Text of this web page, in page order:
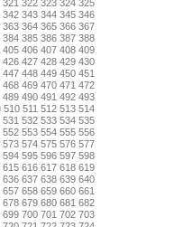
321 322 323 324 325
342 343 344 345 346
363 364 365 366 367
384 385 386 387 388
405 406 407 408 409
426 427 428 429 430
447 448 449 450 451
468 469 470 471 472
489 490 491 492 493
510 511 512 513 514
531 532 533 534 535
552 553 554 555 556
573 574 575 576 577
594 595 596 597 598
615 616 617 618 619
636 637 638 639 640
657 658 659 660 661
678 679 680 681 682
699 700 701 702 703